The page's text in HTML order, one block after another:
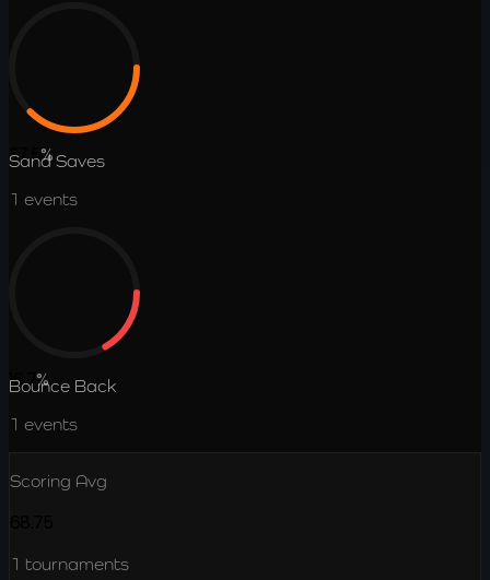
37.5%
Sand Saves
1 events
16.7%
Bounce Back
1 events
Scoring Avg
1 tournaments